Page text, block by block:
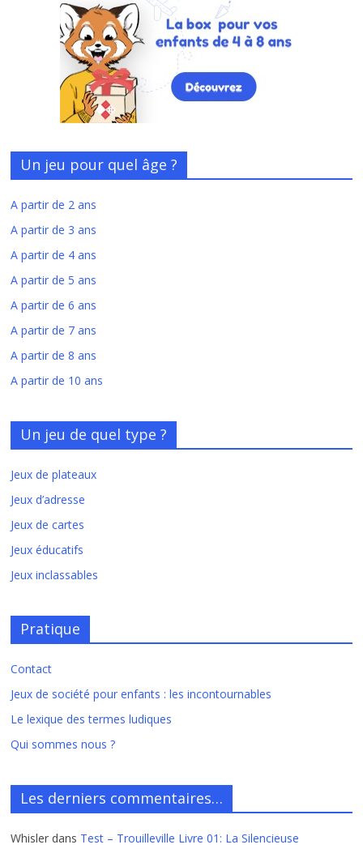
Un jeu pour quel âge ?
A partir de 2 ans
A partir de 3 ans
A partir de 4 ans
A partir de 5 ans
A partir de 6 ans
A partir de 7 ans
A partir de 8 ans
A partir de 10 ans
Un jeu de quel type ?
Jeux de plateaux
Jeux d’adresse
Jeux de cartes
Jeux éducatifs
Jeux inclassables
Pratique
Contact
Jeux de société pour enfants : les incontournables
Le lexique des termes ludiques
Qui sommes nous ?
Les derniers commentaires…
Whisler dans Test – Trouilleville Livre 01: La Silencieuse